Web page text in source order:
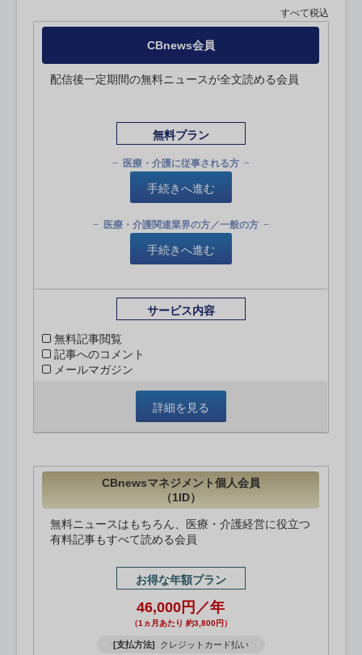
すべて税込
CBnews会員
配信後一定期間の無料ニュースが全文読める会員
無料プラン
医療・介護に従事される方
手続きへ進む
医療・介護関連業界の方／一般の方
手続きへ進む
サービス内容
無料記事閲覧
記事へのコメント
メールマガジン
詳細を見る
CBnewsマネジメント個人会員
（1ID）
無料ニュースはもちろん、医療・介護経営に役立つ
有料記事もすべて読める会員
お得な年額プラン
46,000円／年
（1ヵ月あたり 約3,800円）
[支払方法] クレジットカード払い